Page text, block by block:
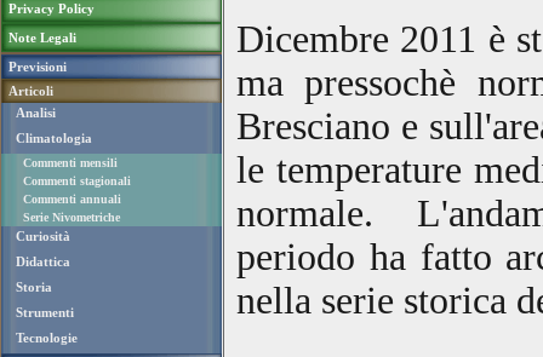
Privacy Policy
Note Legali
Previsioni
Articoli
Analisi
Climatologia
Commenti mensili
Commenti stagionali
Commenti annuali
Serie Nivometriche
Curiosità
Didattica
Storia
Strumenti
Tecnologie
Dicembre 2011 è
ma pressochè
Bresciano e
le temperature
normale. L
periodo ha fatto
nella serie storica